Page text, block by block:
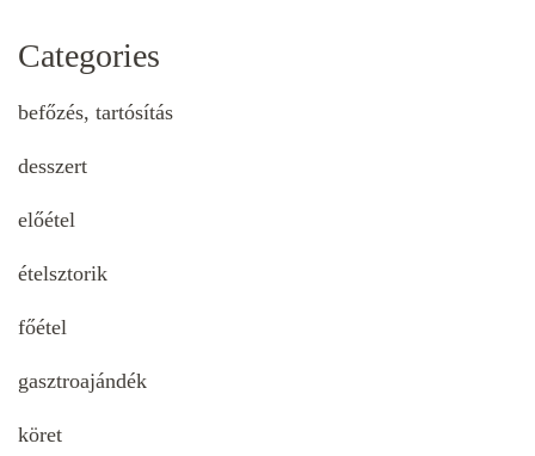
Categories
befőzés, tartósítás
desszert
előétel
ételsztorik
főétel
gasztroajándék
köret